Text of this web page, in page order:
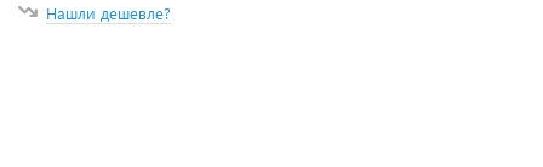
Нашли дешевле?